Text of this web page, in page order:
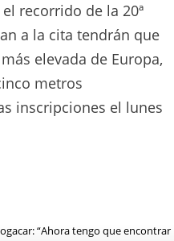
recorrido de la 20ª
a la cita tendrán que
elevada de Europa,
metros
inscripciones el lunes